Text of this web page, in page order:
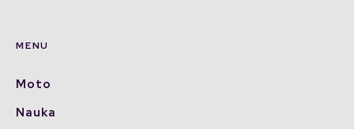
MENU
Moto
Nauka